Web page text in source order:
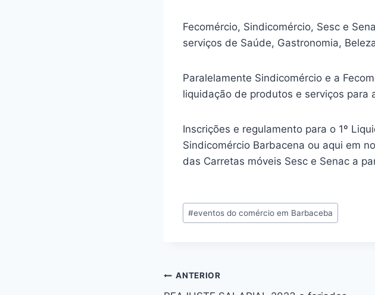
Fecomércio, Sindicomércio, Sesc e
serviços de Saúde, Gastronomia,
Paralelamente Sindicomércio e a
liquidação de produtos e serviços para
Inscrições e regulamento para o 1º
Sindicomércio Barbacena ou aqui em
das Carretas móveis Sesc e Senac a
Tags
do
#eventos do comércio em Barbaceba
Navegação
ANTERIOR